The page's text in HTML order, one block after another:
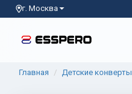
г. Москва
Главная Детские конверты